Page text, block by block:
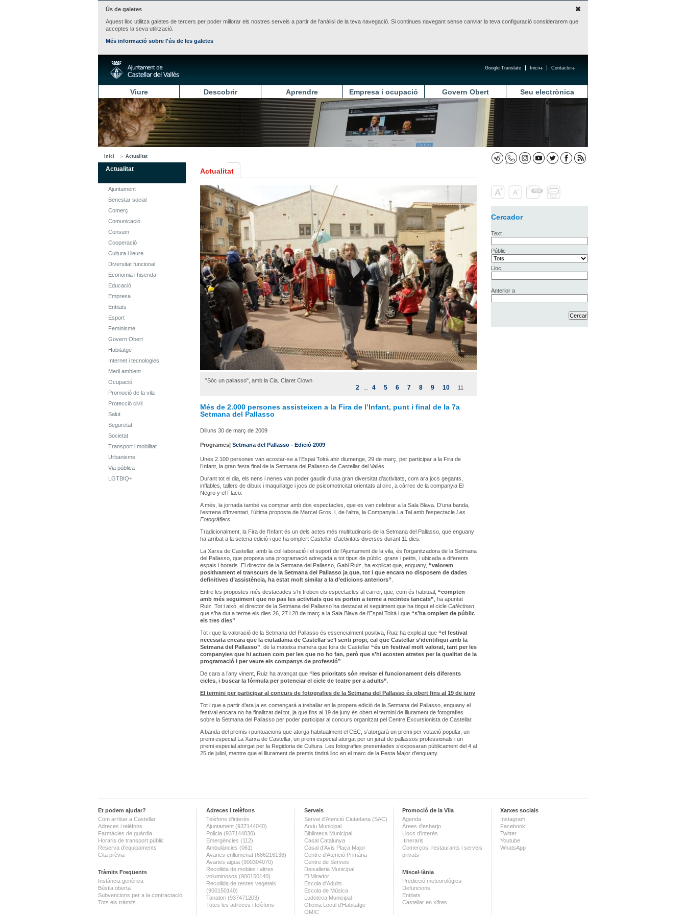
Ús de galetes
Aquest lloc utilitza galetes de tercers per poder millorar els nostres serveis a partir de l'anàlisi de la teva navegació. Si continues navegant sense canviar la teva configuració considerarem que
acceptes la seva utilització.
Més informació sobre l'ús de les galetes
Contacte
Inici
Google Translate
Viure Descobrir Aprendre Empresa i ocupació Govern Obert Seu electrònica
Inici Actualitat
Actualitat
Ajuntament
Benestar social
Comerç
Comunicació
Consum
Cooperació
Cultura i lleure
Diversitat funcional
Economia i hisenda
Educació
Empresa
Entitats
Esport
Feminisme
Govern Obert
Habitatge
Internet i tecnologies
Medi ambient
Ocupació
Promoció de la vila
Protecció civil
Salut
Seguretat
Societat
Transport i mobilitat
Urbanisme
Via pública
LGTBIQ+
Actualitat
"Sóc un pallasso", amb la Cia. Claret Clown
2 4 5 6 7 8 9 10 11
Més de 2.000 persones assisteixen a la Fira de l’Infant, punt i final de la 7a
Setmana del Pallasso
Dilluns 30 de març de 2009
Programes| Setmana del Pallasso - Edició 2009
Unes 2.100 persones van acostar-se a l’Espai Tolrà ahir diumenge, 29 de març, per participar a la Fira de
l’Infant, la gran festa final de la Setmana del Pallasso de Castellar del Vallès.
Durant tot el dia, els nens i nenes van poder gaudir d’una gran diversitat d’activitats, com ara jocs gegants,
inflables, tallers de dibuix i maquillatge i jocs de psicomotricitat orientats al circ, a càrrec de la companyia El
Negro y el Flaco.
A més, la jornada també va comptar amb dos espectacles, que es van celebrar a la Sala Blava. D’una banda,
l’estrena d’Inventari, l’última proposta de Marcel Gros, i, de l’altra, la Companyia La Tal amb l’espectacle Les
Fotogrâfiers
Tradicionalment, la Fira de l’Infant és un dels actes més multitudinaris de la Setmana del Pallasso, que enguany
ha arribat a la setena edició i que ha omplert Castellar d’activitats diverses durant 11 dies.
La Xarxa de Castellar, amb la col·laboració i el suport de l’Ajuntament de la vila, és l’organitzadora de la Setmana
del Pallasso, que proposa una programació adreçada a tot tipus de públic, grans i petits, i ubicada a diferents
espais i horaris. El director de la Setmana del Pallasso, Gabi Ruiz, ha explicat que, enguany, “valorem
positivament el transcurs de la Setmana del Pallasso ja que, tot i que encara no disposem de dades
definitives d’assistència, ha estat molt similar a la d’edicions anteriors”
Entre les propostes més destacades s’hi troben els espectacles al carrer, que, com és habitual, “compten
amb més seguiment que no pas les activitats que es porten a terme a recintes tancats” , ha apuntat
Ruiz. Tot i això, el director de la Setmana del Pallasso ha destacat el seguiment que ha tingut el cicle Cafèclown
que s’ha dut a terme els dies 26, 27 i 28 de març a la Sala Blava de l’Espai Tolrà i que “s’ha omplert de públic
els tres dies”
Tot i que la valoració de la Setmana del Pallasso és essencialment positiva, Ruiz ha explicat que “el festival
necessita encara que la ciutadania de Castellar se’l senti propi, cal que Castellar s’identifiqui amb la
Setmana del Pallasso” , de la mateixa manera que fora de Castellar “és un festival molt valorat, tant per les
companyies que hi actuen com per les que no ho fan, però que s’hi acosten atretes per la qualitat de la
programació i per veure els companys de professió”
De cara a l’any vinent, Ruiz ha avançat que “les prioritats són revisar el funcionament dels diferents
cicles, i buscar la fórmula per potenciar el cicle de teatre per a adults”
El termini per participar al concurs de fotografies de la Setmana del Pallasso és obert fins al 19 de juny
Tot i que a partir d’ara ja es començarà a treballar en la propera edició de la Setmana del Pallasso, enguany el
festival encara no ha finalitzat del tot, ja que fins al 19 de juny és obert el termini de lliurament de fotografies
sobre la Setmana del Pallasso per poder participar al concurs organitzat pel Centre Excursionista de Castellar.
A banda del premis i puntuacions que atorga habitualment el CEC, s’atorgarà un premi per votació popular, un
premi especial La Xarxa de Castellar, un premi especial atorgat per un jurat de pallassos professionals i un
premi especial atorgat per la Regidoria de Cultura. Les fotografies presentades s’exposaran públicament del 4 al
25 de juliol, mentre que el lliurament de premis tindrà lloc en el marc de la Festa Major d’enguany.
Cercador
Text
Públic
Lloc
Anterior a
Et podem ajudar?
Com arribar a Castellar
Adreces i telèfons
Farmàcies de guàrdia
Horaris de transport públic
Reserva d'equipaments
Cita prèvia
Tràmits Freqüents
Instància genèrica
Bústia oberta
Subvencions per a la contractació
Tots els tràmits
Adreces i telèfons
Telèfons d'interès
Ajuntament (937144040)
Policia (937144830)
Emergències (112)
Ambulàncies (061)
Avaries enllumenat (686216138)
Avaries aigua (900304070)
Recollida de mobles i altres
voluminosos (900150140)
Recollida de restes vegetals
(900150140)
Tanatori (937471203)
Totes les adreces i telèfons
Serveis
Servei d'Atenció Ciutadana (SAC)
Arxiu Municipal
Biblioteca Municipal
Casal Catalunya
Casal d'Avis Plaça Major
Centre d'Atenció Primària
Centre de Serveis
Deixalleria Municipal
El Mirador
Escola d'Adults
Escola de Música
Ludoteca Municipal
Oficina Local d'Habitatge
OMIC
Promoció de la Vila
Agenda
Àrees d'esbarjo
Llocs d'interès
Itineraris
Comerços, restaurants i serveis
privats
Miscel·lània
Predicció meteorològica
Defuncions
Entitats
Castellar en xifres
Xarxes socials
Instagram
Facebook
Twitter
Youtube
WhatsApp